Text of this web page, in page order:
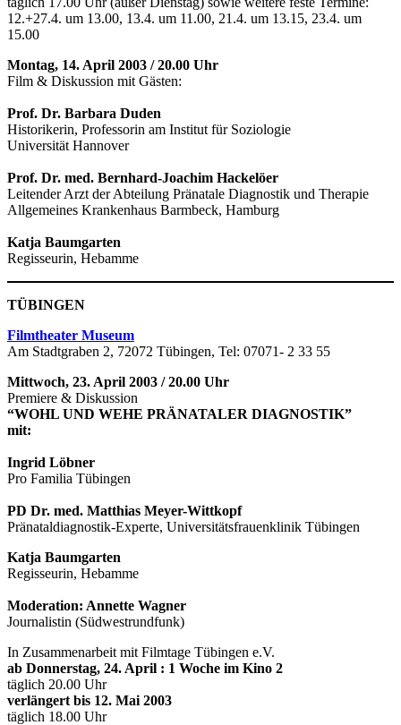
12.+27.4. um 13.00, 13.4. um 11.00, 21.4. um 13.15, 23.4. um
15.00
Montag, 14. April 2003 / 20.00 Uhr
Film & Diskussion mit Gästen:
Prof. Dr. Barbara Duden
Historikerin, Professorin am Institut für Soziologie
Universität Hannover
Prof. Dr. med. Bernhard-Joachim Hackelöer
Leitender Arzt der Abteilung Pränatale Diagnostik und Therapie
Allgemeines Krankenhaus Barmbeck, Hamburg
Katja Baumgarten
Regisseurin, Hebamme
TÜBINGEN
Filmtheater Museum
Am Stadtgraben 2, 72072 Tübingen, Tel: 07071- 2 33 55
Mittwoch, 23. April 2003 / 20.00 Uhr
Premiere & Diskussion
“WOHL UND WEHE PRÄNATALER DIAGNOSTIK”
mit:
Ingrid Löbner
Pro Familia Tübingen
PD Dr. med. Matthias Meyer-Wittkopf
Pränataldiagnostik-Experte, Universitätsfrauenklinik Tübingen
Katja Baumgarten
Regisseurin, Hebamme
Moderation: Annette Wagner
Journalistin (Südwestrundfunk)
In Zusammenarbeit mit Filmtage Tübingen e.V.
ab Donnerstag, 24. April : 1 Woche im Kino 2
täglich 20.00 Uhr
verlängert bis 12. Mai 2003
täglich 18.00 Uhr